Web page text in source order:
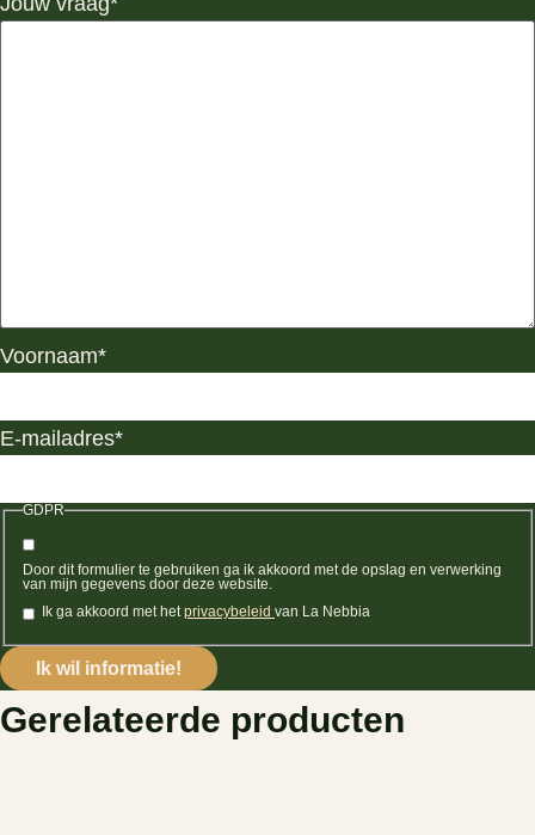
Voornaam*
E-mailadres*
GDPR
Door dit formulier te gebruiken ga ik akkoord met de opslag en verwerking
van mijn gegevens door deze website.
Ik ga akkoord met hetprivacybeleid van La Nebbia
Gerelateerde producten